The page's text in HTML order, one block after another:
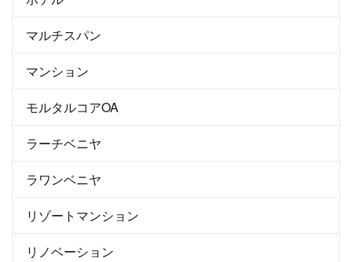
マルチスパン
マンション
モルタルコアOA
ラーチベニヤ
ラワンベニヤ
リゾートマンション
リノベーション